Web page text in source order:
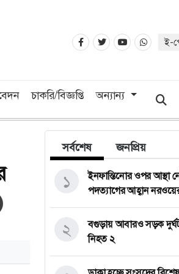
ই-
চাকরি/বিজ্ঞপ্তি অন্যান্য
সর্বশেষ জনপ্রিয়
ইনফান্তিনোর ওপর আস্থা
পদত্যাগের আহ্বান
১
বগুড়ায় আবারও সড়ক
নিহত ২
২